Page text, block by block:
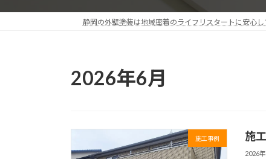
静岡の外壁塗装は地域密着のライフリスタートに安心し
2026年6月
施工事例 施
2026